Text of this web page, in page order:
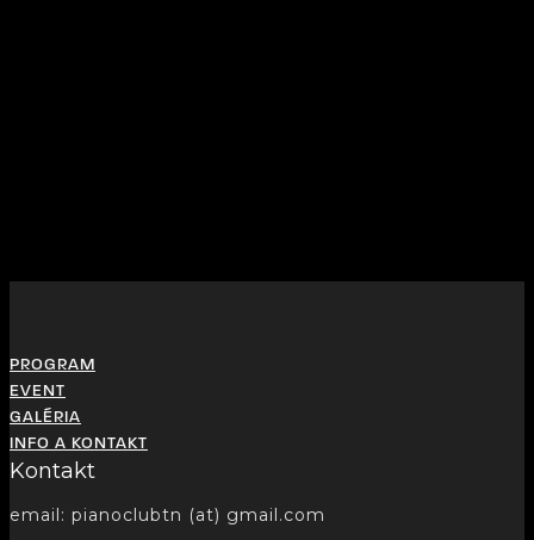
PROGRAM
EVENT
GALÉRIA
INFO A KONTAKT
Kontakt
email: pianoclubtn (at) gmail.com